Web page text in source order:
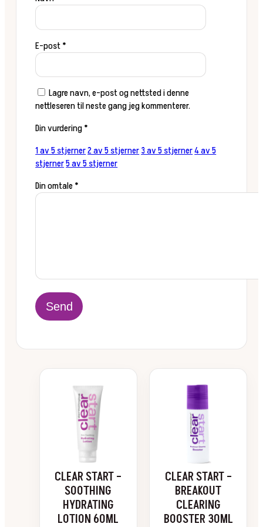
E-post*
Lagre navn, e-post og nettsted i denne
nettleseren til neste gang jeg kommenterer.
Din vurdering*
1 av 5 stjerner2 av 5 stjerner3 av 5 stjerner4 av 5
stjerner5 av 5 stjerner
Din omtale*
CLEAR START –
SOOTHING
HYDRATING
LOTION 60ML
CLEAR START –
BREAKOUT
CLEARING
BOOSTER 30ML